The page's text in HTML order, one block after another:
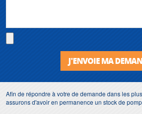
J'ENVOIE MA
Afin de répondre à votre de demande dans les
assurons d'avoir en permanence un stock de